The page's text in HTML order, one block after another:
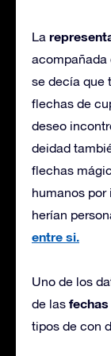
La
acompañada
se decía que
flechas de
deseo
deidad
flechas
humanos
herían
entre si.
Uno de los
de las
tipos de con